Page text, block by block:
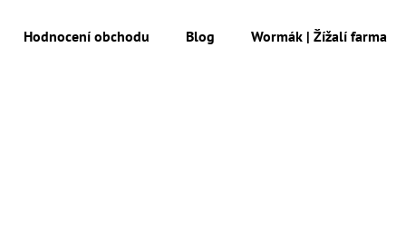
Hodnocení obchodu Blog Wormák | Žížalí farma